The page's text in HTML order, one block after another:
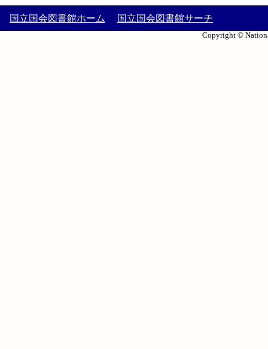
国立国会図書館ホーム 国立国会図書館サーチ
Copyright ©